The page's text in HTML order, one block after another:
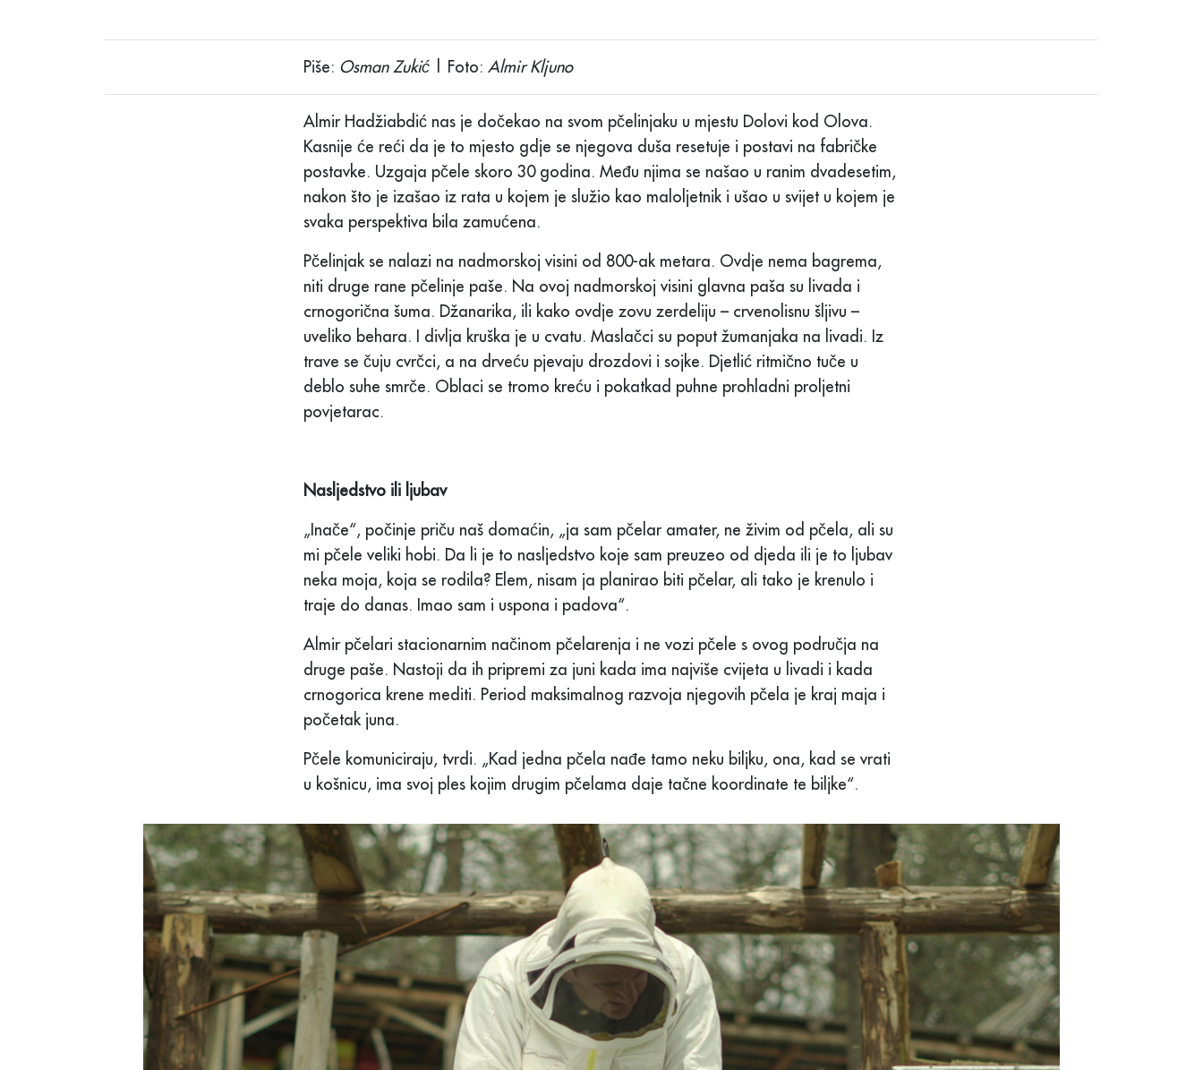
Piše: Osman Zukić | Foto: Almir Kljuno
Almir Hadžiabdić nas je dočekao na svom pčelinjaku u mjestu Dolovi kod Olova.
Kasnije će reći da je to mjesto gdje se njegova duša resetuje i postavi na fabričke
postavke. Uzgaja pčele skoro 30 godina. Među njima se našao u ranim dvadesetim,
nakon što je izašao iz rata u kojem je služio kao maloljetnik i ušao u svijet u kojem je
svaka perspektiva bila zamućena.
Pčelinjak se nalazi na nadmorskoj visini od 800-ak metara. Ovdje nema bagrema,
niti druge rane pčelinje paše. Na ovoj nadmorskoj visini glavna paša su livada i
crnogorična šuma. Džanarika, ili kako ovdje zovu zerdeliju – crvenolisnu šljivu –
uveliko behara. I divlja kruška je u cvatu. Maslačci su poput žumanjaka na livadi. Iz
trave se čuju cvrčci, a na drveću pjevaju drozdovi i sojke. Djetlić ritmično tuče u
deblo suhe smrče. Oblaci se tromo kreću i pokatkad puhne prohladni proljetni
povjetarac.
Nasljedstvo ili ljubav
„Inače“, počinje priču naš domaćin, „ja sam pčelar amater, ne živim od pčela, ali su
mi pčele veliki hobi. Da li je to nasljedstvo koje sam preuzeo od djeda ili je to ljubav
neka moja, koja se rodila? Elem, nisam ja planirao biti pčelar, ali tako je krenulo i
traje do danas. Imao sam i uspona i padova“.
Almir pčelari stacionarnim načinom pčelarenja i ne vozi pčele s ovog područja na
druge paše. Nastoji da ih pripremi za juni kada ima najviše cvijeta u livadi i kada
crnogorica krene mediti. Period maksimalnog razvoja njegovih pčela je kraj maja i
početak juna.
Pčele komuniciraju, tvrdi. „Kad jedna pčela nađe tamo neku biljku, ona, kad se vrati
u košnicu, ima svoj ples kojim drugim pčelama daje tačne koordinate te biljke“.